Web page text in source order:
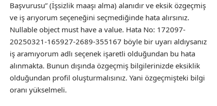
Başvurusu” (İşsizlik maaşı alma) alanıdır ve eksik özgeçmiş
ve iş arıyorum seçeneğini seçmediğinde hata alırsınız.
Nullable object must have a value. Hata No: 172097-
20250321-165927-2689-355167 böyle bir uyarı aldıysanız
iş aramıyorum adlı seçenek işaretli olduğundan bu hata
alınmakta. Bunun dışında özgeçmiş bilgilerinizde eksiklik
olduğundan profil oluşturmalısınız. Yani özgeçmişteki bilgi
oranı yükselmeli.